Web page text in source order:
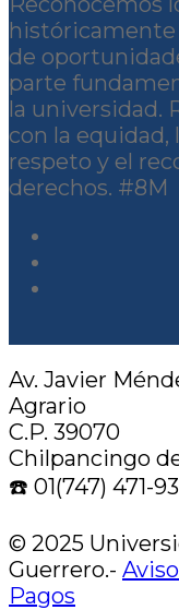
históricamente
de
parte
la universidad.
con la equidad,
respeto y el
derechos. #8M
Av. Javier
Agrario
C.P. 39070
Chilpancingo
☎️ 01(747) 471-
© 2025
Guerrero.-
Pagos